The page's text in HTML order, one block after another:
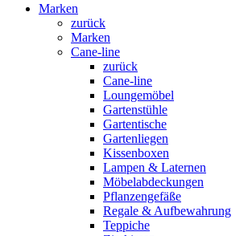
Marken
zurück
Marken
Cane-line
zurück
Cane-line
Loungemöbel
Gartenstühle
Gartentische
Gartenliegen
Kissenboxen
Lampen & Laternen
Möbelabdeckungen
Pflanzengefäße
Regale & Aufbewahrung
Teppiche